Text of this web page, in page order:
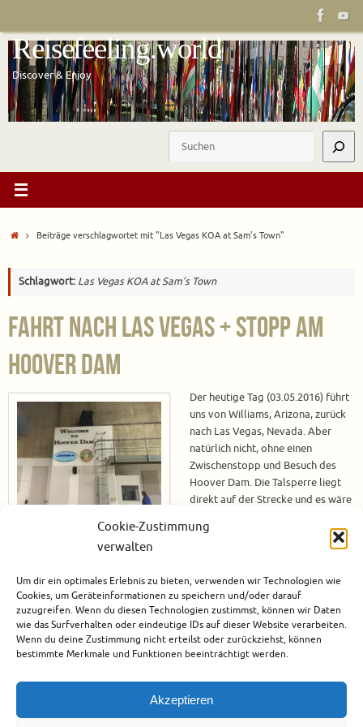
Cookie-Zustimmung
verwalten
Um dir ein optimales Erlebnis zu bieten, verwenden wir Technologien wie
Cookies, um Geräteinformationen zu speichern und/oder darauf
zuzugreifen. Wenn du diesen Technologien zustimmst, können wir Daten
wie das Surfverhalten oder eindeutige IDs auf dieser Website verarbeiten.
Wenn du deine Zustimmung nicht erteilst oder zurückziehst, können
bestimmte Merkmale und Funktionen beeinträchtigt werden.
Akzeptieren
springen
Reisefeeling.world
Discover & Enjoy
StartBeiträge verschlagwortet mit "Las Vegas KOA at Sam’s Town"
Schlagwort: Las Vegas KOA at Sam’s Town
Fahrt nach Las Vegas + Stopp am
Hoover Dam
Der heutige Tag (03.05.2016) führt
uns von Williams, Arizona, zurück
nach Las Vegas, Nevada. Aber
natürlich nicht, ohne einen
Zwischenstopp und Besuch des
Hoover Dam. Die Talsperre liegt
direkt auf der Strecke und es wäre
besichtigen würden. Die Anfahrt
zum Hoover Dam An der Sicherheitskontrolle müssen wir Anhalten. Zwei
öffnen. Jetzt noch ein schneller Blick…
Weiterlesen
Juni 23, 2016 Nordamerika,USA